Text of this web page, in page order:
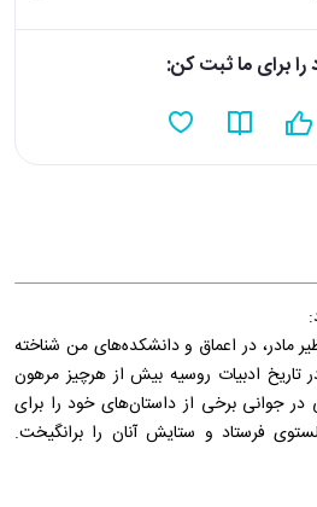
را برای ما ثبت کن:
مادر، در اعماق و دانشکده‌های من شناخته
تاریخ ادبیات روسیه بیش از هرچیز مرهون
جوانی برخی از داستان‌های خود را برای
فرستاد و ستایش آنان را برانگیخت.
چخوف، بهترین داستان‌کوتاه‌نویس تاریخ
بهترین و مشهورترین داستان‌های گورکی در